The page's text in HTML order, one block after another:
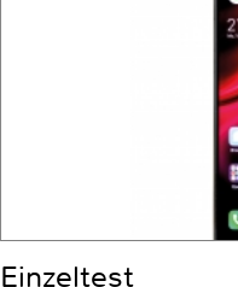
Einzeltest